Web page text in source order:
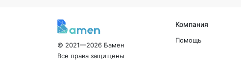
© 2021—2026 Бамен
Все права защищены
Компания
Помощь